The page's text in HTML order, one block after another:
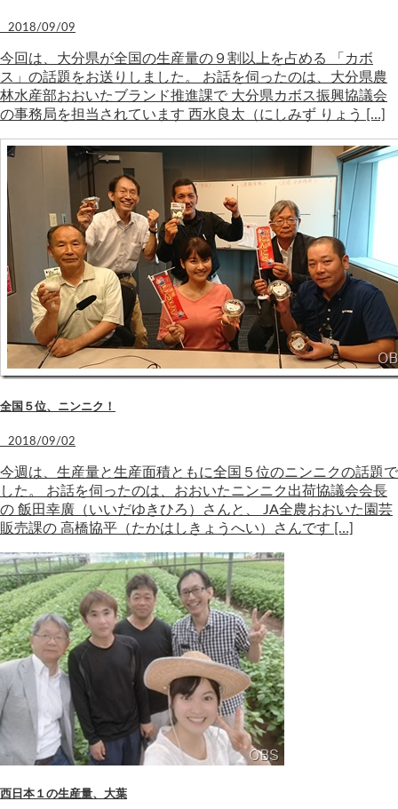
2018/09/09
今回は、大分県が全国の生産量の９割以上を占める 「カボ
ス」の話題をお送りしました。 お話を伺ったのは、大分県農
林水産部おおいたブランド推進課で 大分県カボス振興協議会
の事務局を担当されています 西水良太（にしみず りょう […]
全国５位、ニンニク！
2018/09/02
今週は、生産量と生産面積ともに全国５位のニンニクの話題で
した。 お話を伺ったのは、おおいたニンニク出荷協議会会長
の 飯田幸廣（いいだゆきひろ）さんと、 JA全農おおいた園芸
販売課の 高橋協平（たかはしきょうへい）さんです […]
西日本１の生産量、大葉